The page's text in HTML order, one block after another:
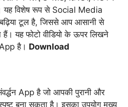
यह विशेष रूप से Social Media
टूल है, जिससे आप आसानी से
यह फोटो वीडियो के ऊपर लिखने
है। Download
App है जो आपकी पुरानी और
बना सकता है। इसका उपयोग मुख्य